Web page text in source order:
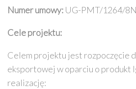
Numer umowy: UG-PMT/1264/
Cele projektu:
Celem projektu jest rozpoczęcie
eksportowej w oparciu o produkt
realizację: